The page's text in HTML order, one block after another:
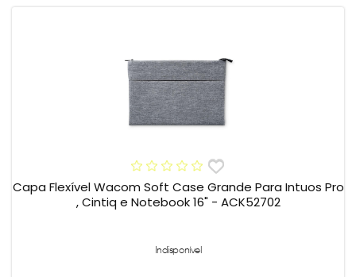
Capa Flexível Wacom Soft Case Grande Para Intuos Pro
, Cintiq e Notebook 16" - ACK52702
Indisponível